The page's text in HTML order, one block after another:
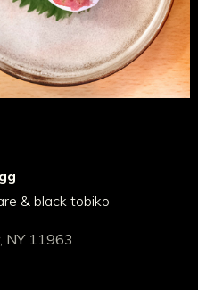
& black tobiko
NY 11963